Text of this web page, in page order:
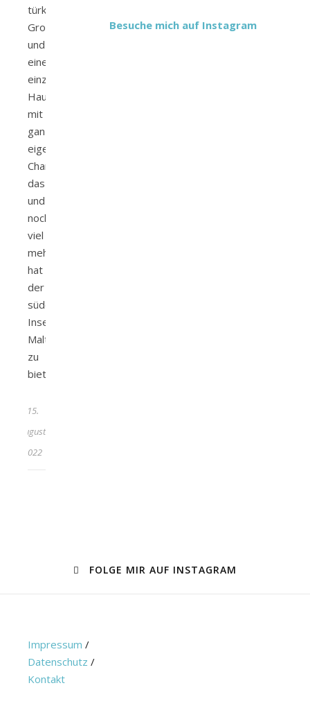
türkise
Grotten
und
eine
einzigartige
Hauptstadt
mit
ganz
eigenen
Charme...
das
und
noch
viel
mehr
hat
der
südeuropäische
Inselstaat
Malta
zu
bieten.
15.
August
2022
Besuche mich auf Instagram
FOLGE MIR AUF INSTAGRAM
Impressum /
Datenschutz /
Kontakt